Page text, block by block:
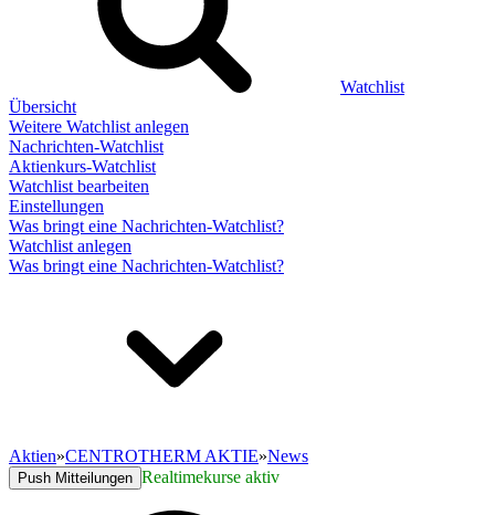
Watchlist
Übersicht
Weitere Watchlist anlegen
Nachrichten-Watchlist
Aktienkurs-Watchlist
Watchlist bearbeiten
Einstellungen
Was bringt eine Nachrichten-Watchlist?
Watchlist anlegen
Was bringt eine Nachrichten-Watchlist?
Aktien»CENTROTHERM AKTIE»News
Push Mitteilungen Realtimekurse aktiv